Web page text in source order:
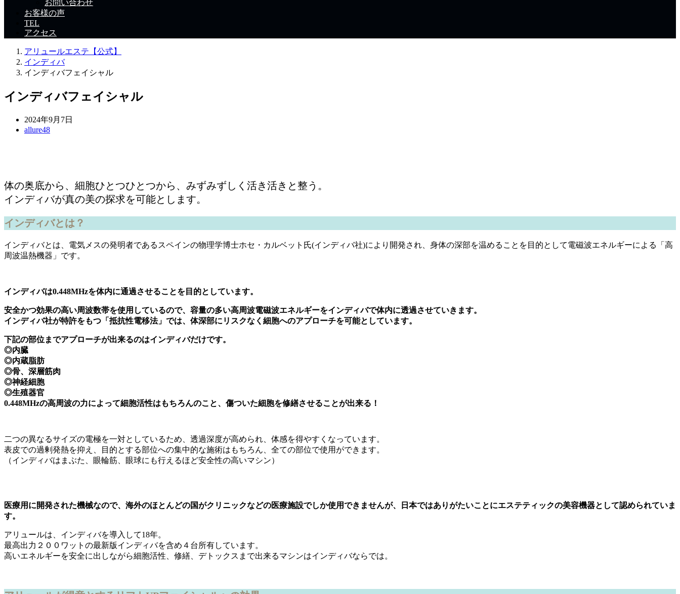
お問い合わせ
お客様の声
TEL
アクセス
アリュールエステ【公式】
インディバ
インディバフェイシャル
インディバフェイシャル
2024年9月7日
allure48
体の奥底から、細胞ひとつひとつから、みずみずしく活き活きと整う。
インディバが真の美の探求を可能とします。
インディバとは？
インディバとは、電気メスの発明者であるスペインの物理学博士ホセ・カルベット氏(インディバ社)により開発され、身体の深部を温めることを目的として電磁波エネルギーによる「高
周波温熱機器」です。
インディバは0.448MHzを体内に通過させることを目的としています。
安全かつ効果の高い周波数帯を使用しているので、容量の多い高周波電磁波エネルギーをインディバで体内に透過させていきます。
インディバ社が特許をもつ「抵抗性電移法」では、体深部にリスクなく細胞へのアプローチを可能としています。
下記の部位までアプローチが出来るのはインディバだけです。
◎内臓
◎内蔵脂肪
◎骨、深層筋肉
◎神経細胞
◎生殖器官
0.448MHzの高周波の力によって細胞活性はもちろんのこと、傷ついた細胞を修繕させることが出来る！
二つの異なるサイズの電極を一対としているため、透過深度が高められ、体感を得やすくなっています。
表皮での過剰発熱を抑え、目的とする部位への集中的な施術はもちろん、全ての部位で使用ができます。
（インディバはまぶた、眼輪筋、眼球にも行えるほど安全性の高いマシン）
医療用に開発された機械なので、海外のほとんどの国がクリニックなどの医療施設でしか使用できませんが、日本ではありがたいことにエステティックの美容機器として認められていま
す。
アリュールは、インディバを導入して18年。
最高出力２００ワットの最新版インディバを含め４台所有しています。
高いエネルギーを安全に出しながら細胞活性、修繕、デトックスまで出来るマシンはインディバならでは。